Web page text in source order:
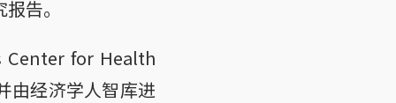
告。
for Health
由经济学人智库进